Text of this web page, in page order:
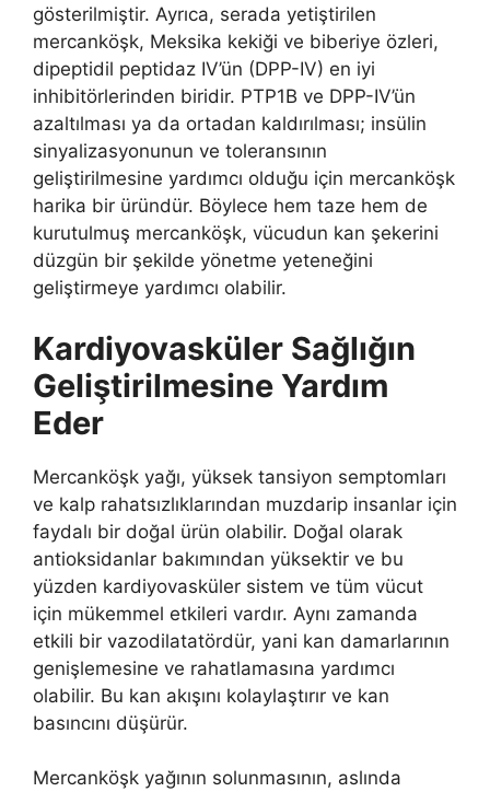
gösterilmiştir. Ayrıca, serada yetiştirilen
mercanköşk, Meksika kekiği ve biberiye özleri,
dipeptidil peptidaz IV’ün (DPP-IV) en iyi
inhibitörlerinden biridir. PTP1B ve DPP-IV’ün
azaltılması ya da ortadan kaldırılması; insülin
sinyalizasyonunun ve toleransının
geliştirilmesine yardımcı olduğu için mercanköşk
harika bir üründür. Böylece hem taze hem de
kurutulmuş mercanköşk, vücudun kan şekerini
düzgün bir şekilde yönetme yeteneğini
geliştirmeye yardımcı olabilir.
Kardiyovasküler Sağlığın
Geliştirilmesine Yardım
Eder
Mercanköşk yağı, yüksek tansiyon semptomları
ve kalp rahatsızlıklarından muzdarip insanlar için
faydalı bir doğal ürün olabilir. Doğal olarak
antioksidanlar bakımından yüksektir ve bu
yüzden kardiyovasküler sistem ve tüm vücut
için mükemmel etkileri vardır. Aynı zamanda
etkili bir vazodilatatördür, yani kan damarlarının
genişlemesine ve rahatlamasına yardımcı
olabilir. Bu kan akışını kolaylaştırır ve kan
basıncını düşürür.
Mercanköşk yağının solunmasının, aslında